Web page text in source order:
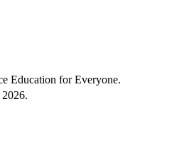
Education for Everyone.